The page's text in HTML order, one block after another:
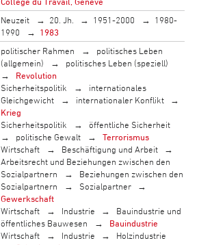
Neuzeit 20. Jh. 1951-2000
1980-
1990
1983
politischer Rahmen
politisches Leben
(allgemein)
politisches Leben (speziell)
Revolution
Sicherheitspolitik
internationales
Gleichgewicht
internationaler Konflikt
Krieg
Sicherheitspolitik
öffentliche Sicherheit
politische Gewalt
Terrorismus
Wirtschaft
Beschäftigung und Arbeit
Arbeitsrecht und Beziehungen zwischen den
Sozialpartnern
Beziehungen zwischen den
Sozialpartnern
Sozialpartner
Gewerkschaft
Wirtschaft
Industrie
Bauindustrie und
öffentliches Bauwesen
Bauindustrie
Wirtschaft
Industrie
Holzindustrie